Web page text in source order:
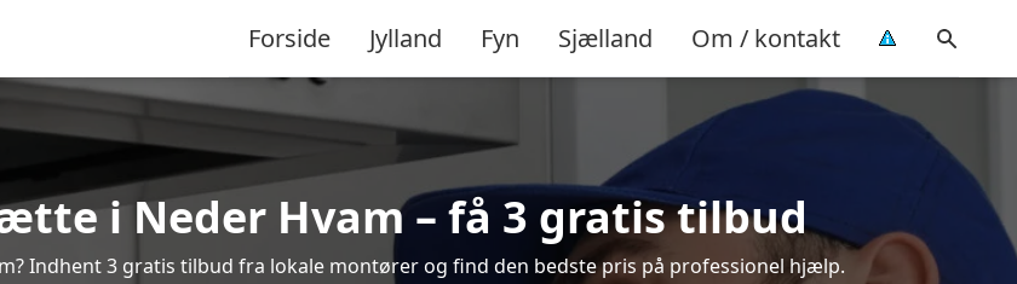
Forside Jylland Fyn Sjælland Om / kontakt
i Neder Hvam – få 3 gratis tilbud
Indhent 3 gratis tilbud fra lokale montører og find den bedste pris på professionel hjælp.